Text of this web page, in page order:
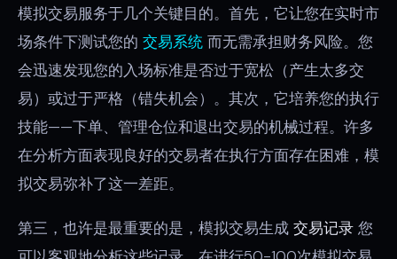
模拟交易服务于几个关键目的。首先，它让您在实时市
场条件下测试您的 交易系统 而无需承担财务风险。您
会迅速发现您的入场标准是否过于宽松（产生太多交
易）或过于严格（错失机会）。其次，它培养您的执行
技能——下单、管理仓位和退出交易的机械过程。许多
在分析方面表现良好的交易者在执行方面存在困难，模
拟交易弥补了这一差距。
第三，也许是最重要的是，模拟交易生成 交易记录 您